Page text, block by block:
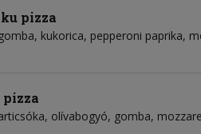
pizza
gomba kukorica pepperoni paprika
pizza
olívabogyó gomba